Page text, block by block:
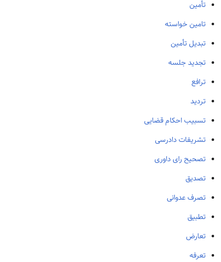
تأمین
تامین خواسته
تبدیل تأمین
تجدید جلسه
ترافع
تردید
تسبیب احکام قضایی
تشریفات دادرسی
تصحیح رای داوری
تصدیق
تصرف عدوانی
تطبیق
تعارض
تعرفه